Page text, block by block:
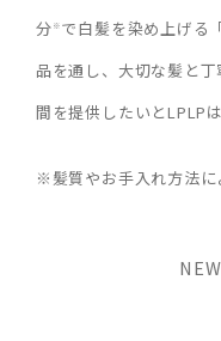
分 ※ で白髪を染め上げる
品を通し、大切な髪と
間を提供したいとLPLP
※髪質やお手入れ方法に